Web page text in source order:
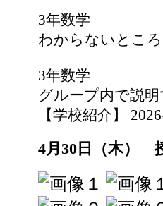
3年数学
わからないとこ
3年数学
グループ内で説
【学校紹介】
4月30日（木）